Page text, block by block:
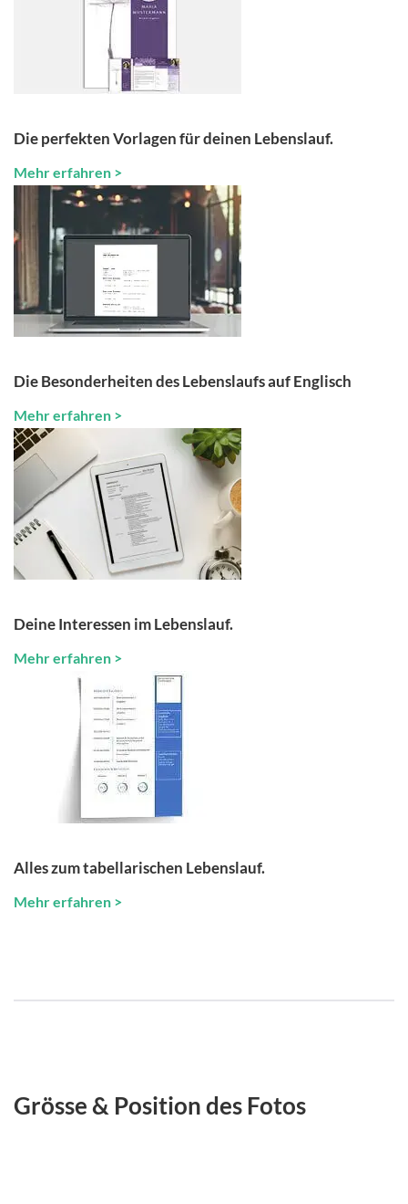
Die perfekten Vorlagen für deinen Lebenslauf.
Mehr erfahren >
Die Besonderheiten des Lebenslaufs auf Englisch
Mehr erfahren >
Deine Interessen im Lebenslauf.
Mehr erfahren >
Alles zum tabellarischen Lebenslauf.
Mehr erfahren >
Grösse & Position des Fotos